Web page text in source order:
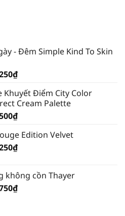
- Đêm Simple Kind To Skin
₫Giá
tại
là:
185,250₫.
Khuyết Điểm City Color
Cream Palette
₫Giá
tại
là:
Edition Velvet
₫Giá
là:
185,250₫.
không cồn Thayer
₫Giá